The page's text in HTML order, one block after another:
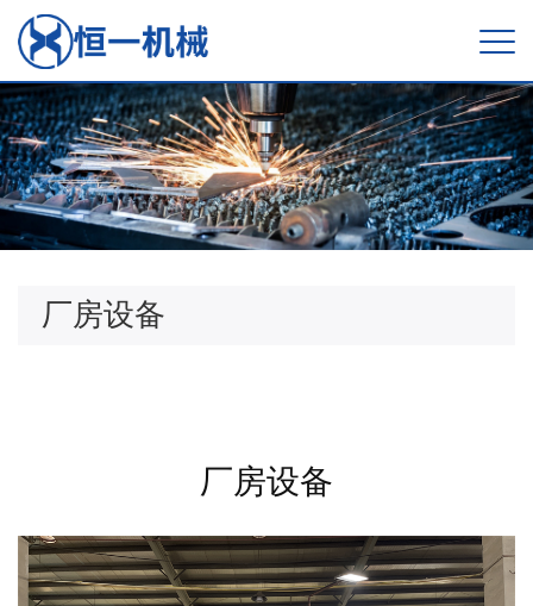
厂房设备
厂房设备